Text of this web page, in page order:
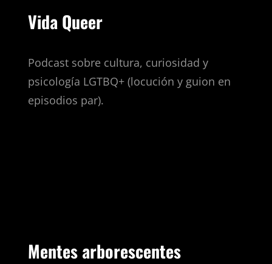
Vida Queer
Podcast sobre cultura, curiosidad y
psicología LGTBQ+ (locución y guion en
episodios par).
Mentes arborescentes